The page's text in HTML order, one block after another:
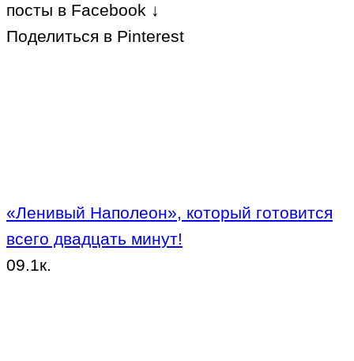
посты в Facebook ↓
Поделиться в Pinterest
«Ленивый Наполеон», который готовится
всего двадцать минут!
09.1к.